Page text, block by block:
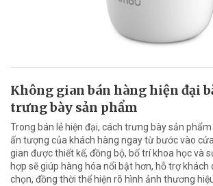
Không gian bán hàng hiện đại
trưng bày sản phẩm
Trong bán lẻ hiện đại, cách trưng bày sản
ấn tượng của khách hàng ngay từ bước vào
gian được thiết kế, đồng bộ, bố trí khoa học và
hợp sẽ giúp hàng hóa nổi bật hơn, hỗ trợ khách
chọn, đồng thời thể hiện rõ hình ảnh thương